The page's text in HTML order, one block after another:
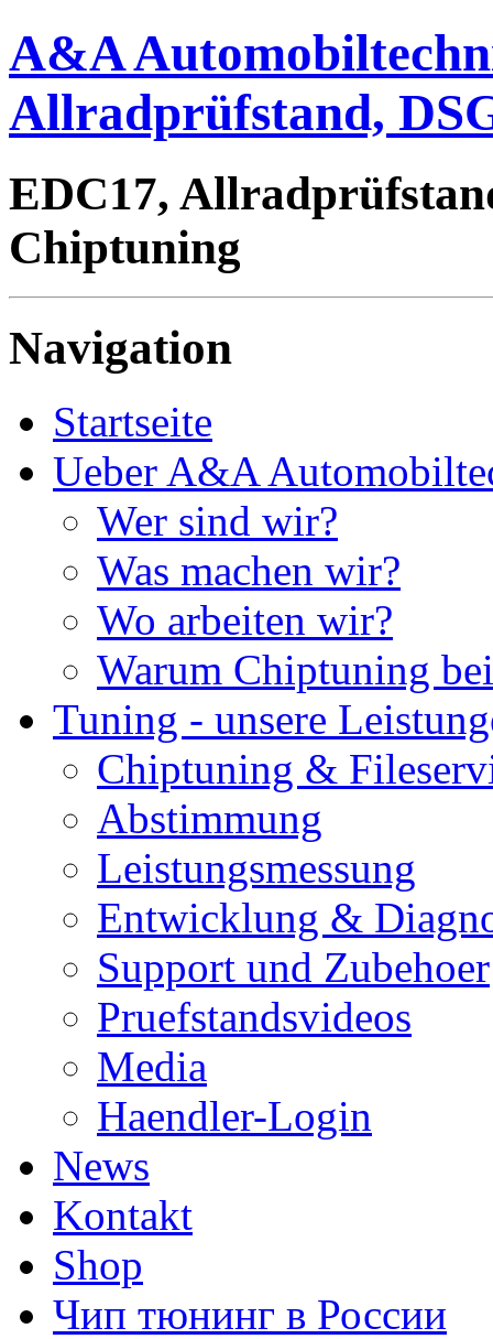
A&A
Allradprüfstand,
EDC17,
Chiptuning
Navigation
Startseite
Ueber A&A
Wer sind wir?
Was machen wir?
Wo arbeiten wir?
Warum Chiptuning
Tuning - unsere
Chiptuning &
Abstimmung
Leistungsmessung
Entwicklung &
Support und Zubehoer
Pruefstandsvideos
Media
Haendler-Login
News
Kontakt
Shop
Чип тюнинг в России